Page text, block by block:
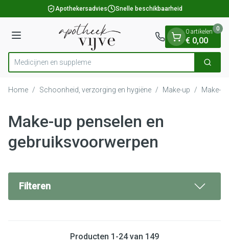
Ga naar de inhoudApothekersadvies Snelle beschikbaarheid
Menu
Product, merk, categorie...
Medic Zoek
0 artikelen
€ 0,00
0
Home / Schoonheid, verzorging en hygiëne / Make-up / Make-
Make-up penselen en
gebruiksvoorwerpen
Filteren
Producten 1 -24van 149